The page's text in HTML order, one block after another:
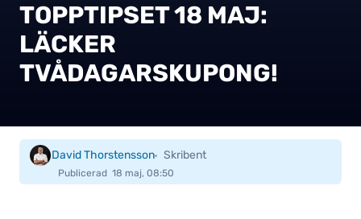
TOPPTIPSET 18 MAJ:
LÄCKER
TVÅDAGARSKUPONG!
David Thorstensson Skribent
Publicerad 18 maj, 08:50